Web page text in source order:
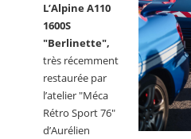
L’Alpine A110
1600S
"Berlinette",
très récemment
restaurée par
l’atelier "Méca
Rétro Sport 76"
d’Aurélien